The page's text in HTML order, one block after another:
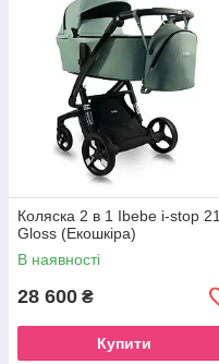
Коляска 2 в 1 Ibebe i-stop 21
Gloss (Екошкіра)
В наявності
28 600 ₴
Купити